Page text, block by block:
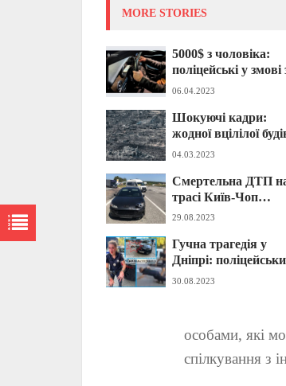
MORE STORIES
5000$ з чоловіка:
поліцейські у змові
травня
переправляли їх за
кордон (ФОТО)
06.04.2023
Шокуючі кадри:
жодної вцілілої
– оприлюднено
знищеної Мар’їнки
(ФОТО)
04.03.2023
Смертельна ДТП
трасі Київ-Чоп
забрала життя
(ФОТО)
29.08.2023
Гучна трагедія у
Дніпрі:
під час конфлікту
30.08.2023
особами, які
спілкування з